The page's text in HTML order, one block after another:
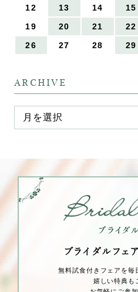
12
13 14 15
19
20 21 22
26
27 28 29
ARCHIVE
ブライダルフェ
無料試⾷付きフェアを毎
嬉しい特典も